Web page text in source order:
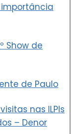
Show de
de Paulo
nas ILPIs
– Denor